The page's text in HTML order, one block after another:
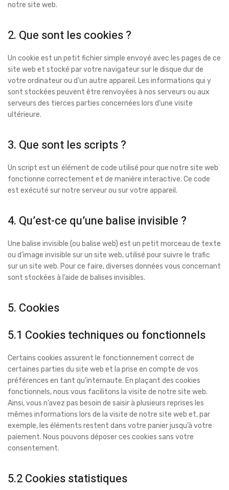
notre site web.
2. Que sont les cookies ?
Un cookie est un petit fichier simple envoyé avec les pages de ce
site web et stocké par votre navigateur sur le disque dur de
votre ordinateur ou d’un autre appareil. Les informations qui y
sont stockées peuvent être renvoyées à nos serveurs ou aux
serveurs des tierces parties concernées lors d’une visite
ultérieure.
3. Que sont les scripts ?
Un script est un élément de code utilisé pour que notre site web
fonctionne correctement et de manière interactive. Ce code
est exécuté sur notre serveur ou sur votre appareil.
4. Qu’est-ce qu’une balise invisible ?
Une balise invisible (ou balise web) est un petit morceau de texte
ou d’image invisible sur un site web, utilisé pour suivre le trafic
sur un site web. Pour ce faire, diverses données vous concernant
sont stockées à l’aide de balises invisibles.
5. Cookies
5.1 Cookies techniques ou fonctionnels
Certains cookies assurent le fonctionnement correct de
certaines parties du site web et la prise en compte de vos
préférences en tant qu’internaute. En plaçant des cookies
fonctionnels, nous vous facilitons la visite de notre site web.
Ainsi, vous n’avez pas besoin de saisir à plusieurs reprises les
mêmes informations lors de la visite de notre site web et, par
exemple, les éléments restent dans votre panier jusqu’à votre
paiement. Nous pouvons déposer ces cookies sans votre
consentement.
5.2 Cookies statistiques